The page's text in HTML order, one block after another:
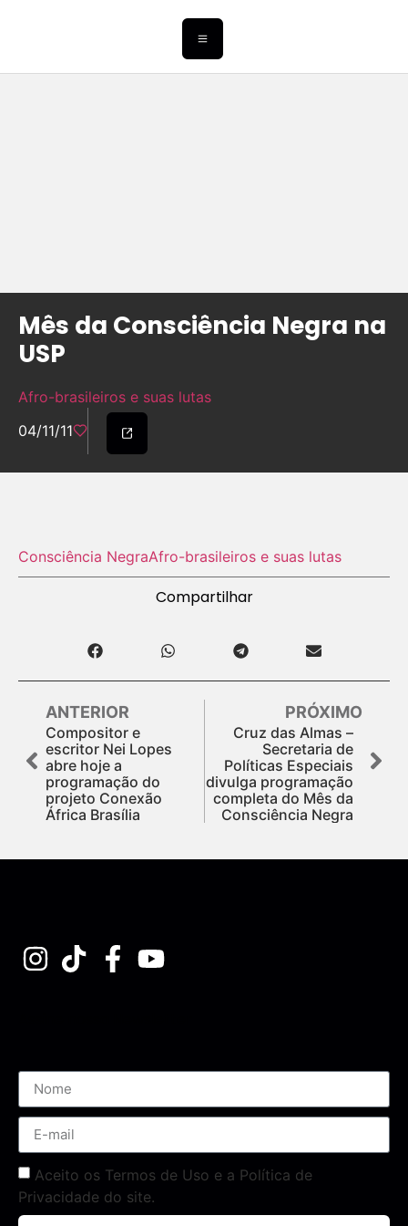
Mês da Consciência Negra na
USP
Afro-brasileiros e suas lutas
04/11/11
Consciência NegraAfro-brasileiros e suas lutas
Compartilhar
ANTERIOR
Compositor e
escritor Nei Lopes
abre hoje a
programação do
projeto Conexão
África Brasília
PRÓXIMO
Cruz das Almas –
Secretaria de
Políticas Especiais
divulga programação
completa do Mês da
Consciência Negra
Aceito os Termos de Uso e a Política de
Privacidade do site.